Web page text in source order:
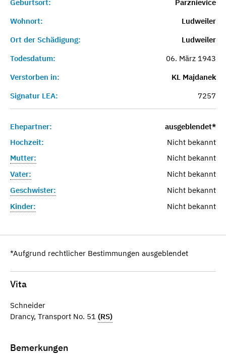
Geburtsort:
Parznievice
Wohnort:
Ludweiler
Ort der Schädigung:
Ludweiler
Todesdatum:
06. März 1943
Verstorben in:
KL Majdanek
Signatur LEA:
7257
Ehepartner:
ausgeblendet*
Hochzeit:
Nicht bekannt
Mutter:
Nicht bekannt
Vater:
Nicht bekannt
Geschwister:
Nicht bekannt
Kinder:
Nicht bekannt
*Aufgrund rechtlicher Bestimmungen ausgeblendet
Vita
Schneider
Drancy, Transport No. 51 (RS)
Bemerkungen